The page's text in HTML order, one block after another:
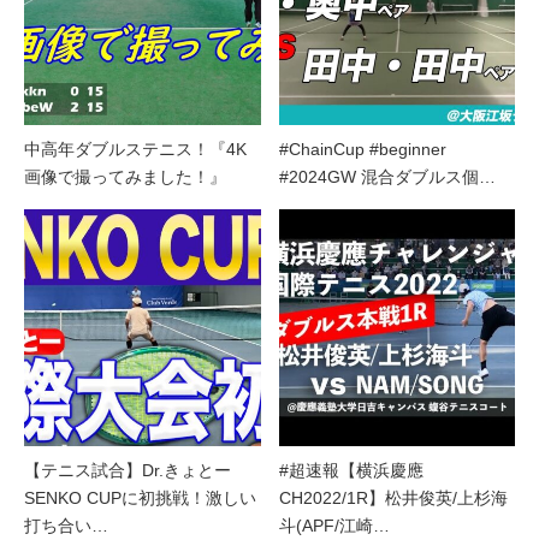
中高年ダブルステニス！『4K
画像で撮ってみました！』
#ChainCup #beginner
#2024GW 混合ダブルス個…
【テニス試合】Dr.きょとー
SENKO CUPに初挑戦！激しい
打ち合い…
#超速報【横浜慶應
CH2022/1R】松井俊英/上杉海
斗(APF/江崎…